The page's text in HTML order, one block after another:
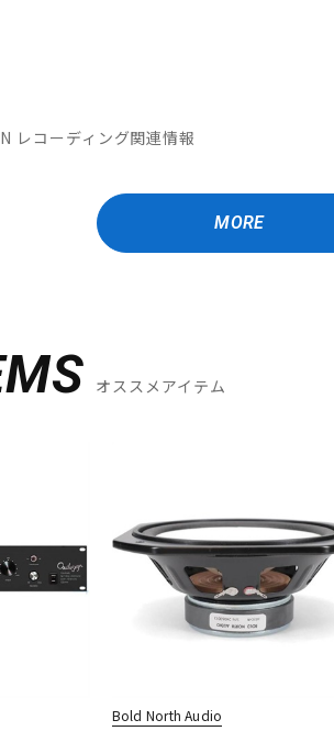
レコーディング関連情報
MORE
オススメアイテム
Bold North Audio